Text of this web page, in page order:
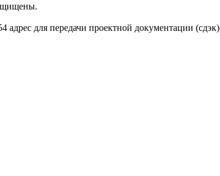
адрес для передачи проектной документации (сдэк)